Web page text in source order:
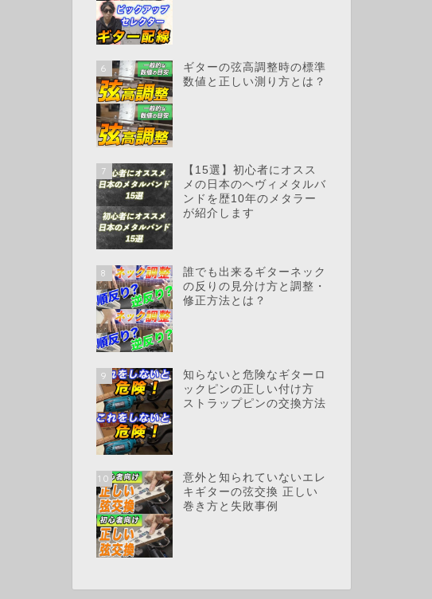
6
ギターの弦高調整時の標準
数値と正しい測り方とは？
7
【15選】初心者にオスス
メの日本のヘヴィメタルバ
ンドを歴10年のメタラー
が紹介します
8
誰でも出来るギターネック
の反りの見分け方と調整・
修正方法とは？
9
知らないと危険なギターロ
ックピンの正しい付け方
ストラップピンの交換方法
10
意外と知られていないエレ
キギターの弦交換 正しい
巻き方と失敗事例